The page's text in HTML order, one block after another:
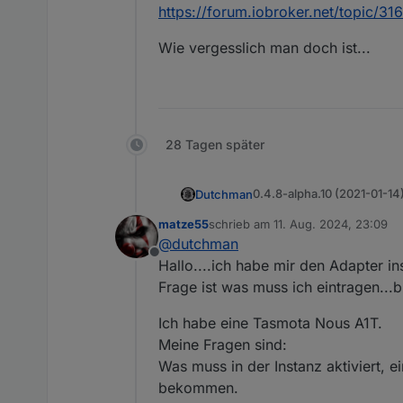
https://forum.iobroker.net/topic/
Wie vergesslich man doch ist...
28 Tagen später
Dutchman0.4.8-alpha.10 (2021-01-
(Dutchman) Bugfix
(Dutchman) Bugfix
Offline
matze55schrieb am 11. Aug. 2024, 23:09
zuletzt editiert von
@dutchman
Hallo....ich habe mir den Adapter
Frage ist was muss ich
Ich habe eine Tasmota Nous A1T.
Meine Fragen sind:
Was muss in der Instanz aktiviert,
bekommen.